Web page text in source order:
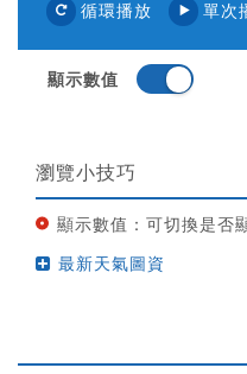
循環播放 單次
顯示數值
瀏覽小技巧
顯示數值：可切換是否
最新天氣圖資